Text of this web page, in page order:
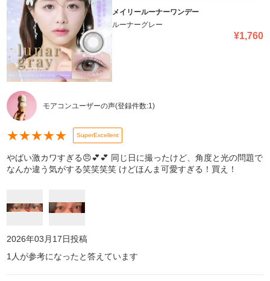
メイリールーナーワンデー
ルーナーグレー
¥1,760
モアコンユーザーの声(登録件数:1)
★★★★★ SuperExcellent
やばい激カワすぎる😠💕💕 同じ日に撮ったけど、角度と光の問題で
なんか違う気がする笑笑笑笑 けどほんま可愛すぎる！買え！
2026年03月17日投稿
1 人が参考になったと答えています